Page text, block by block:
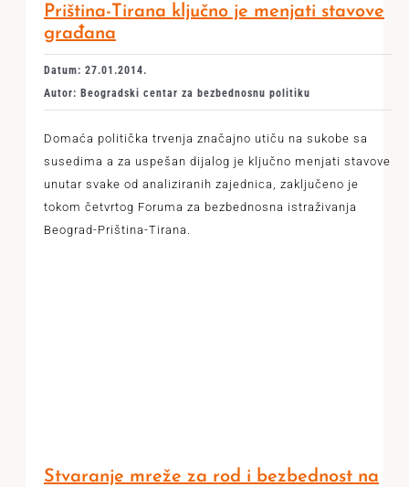
Priština-Tirana ključno je menjati stavove
građana
Datum: 27.01.2014.
Autor: Beogradski centar za bezbednosnu politiku
Domaća politička trvenja značajno utiču na sukobe sa
susedima a za uspešan dijalog je ključno menjati stavove
unutar svake od analiziranih zajednica, zaključeno je
tokom četvrtog Foruma za bezbednosna istraživanja
Beograd-Priština-Tirana.
Stvaranje mreže za rod i bezbednost na